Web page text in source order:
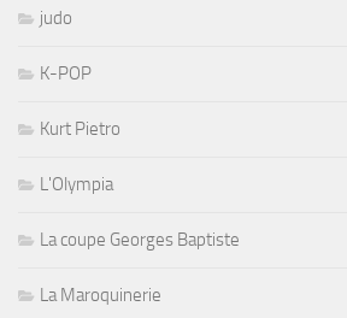
judo
K-POP
Kurt Pietro
L'Olympia
La coupe Georges Baptiste
La Maroquinerie